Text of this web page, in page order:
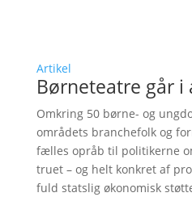
Artikel
Børneteatre går i
Omkring 50 børne- og
områdets branchefolk og
fælles opråb til politikerne
truet – og helt konkret af
fuld statslig økonomisk